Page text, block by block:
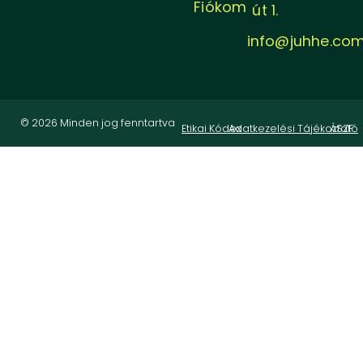
Fiókom út 1.
© 2026 Minden jog fenntartva Etikai KódexAdatkezelési Tájékoztató
ÁSZF